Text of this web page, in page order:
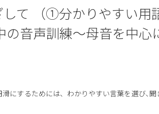
して （①分かりやすい
音声訓練～母音を中心
にするためには、わかりやすい言葉を選び､